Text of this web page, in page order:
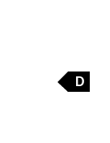
D